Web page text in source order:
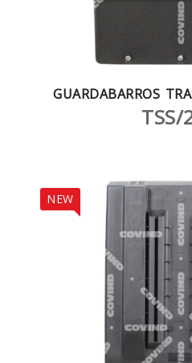
GUARDABARROS
TSS/
NEW